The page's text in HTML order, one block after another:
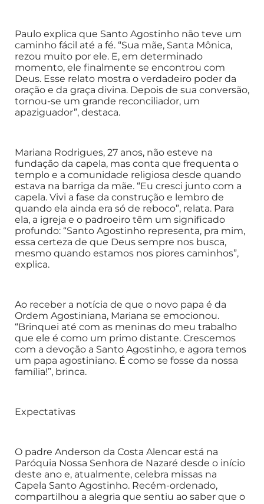
Paulo explica que Santo Agostinho não teve um
caminho fácil até a fé. “Sua mãe, Santa Mônica,
rezou muito por ele. E, em determinado
momento, ele finalmente se encontrou com
Deus. Esse relato mostra o verdadeiro poder da
oração e da graça divina. Depois de sua conversão,
tornou-se um grande reconciliador, um
apaziguador”, destaca.
Mariana Rodrigues, 27 anos, não esteve na
fundação da capela, mas conta que frequenta o
templo e a comunidade religiosa desde quando
estava na barriga da mãe. “Eu cresci junto com a
capela. Vivi a fase da construção e lembro de
quando ela ainda era só de reboco”, relata. Para
ela, a igreja e o padroeiro têm um significado
profundo: “Santo Agostinho representa, pra mim,
essa certeza de que Deus sempre nos busca,
mesmo quando estamos nos piores caminhos”,
explica.
Ao receber a notícia de que o novo papa é da
Ordem Agostiniana, Mariana se emocionou.
“Brinquei até com as meninas do meu trabalho
que ele é como um primo distante. Crescemos
com a devoção a Santo Agostinho, e agora temos
um papa agostiniano. É como se fosse da nossa
família!”, brinca.
Expectativas
O padre Anderson da Costa Alencar está na
Paróquia Nossa Senhora de Nazaré desde o início
deste ano e, atualmente, celebra missas na
Capela Santo Agostinho. Recém-ordenado,
compartilhou a alegria que sentiu ao saber que o